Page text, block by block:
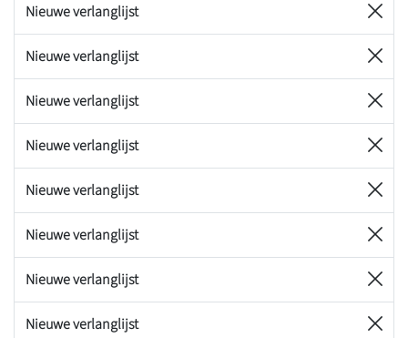
Nieuwe verlanglijst
Nieuwe verlanglijst
Nieuwe verlanglijst
Nieuwe verlanglijst
Nieuwe verlanglijst
Nieuwe verlanglijst
Nieuwe verlanglijst
Nieuwe verlanglijst